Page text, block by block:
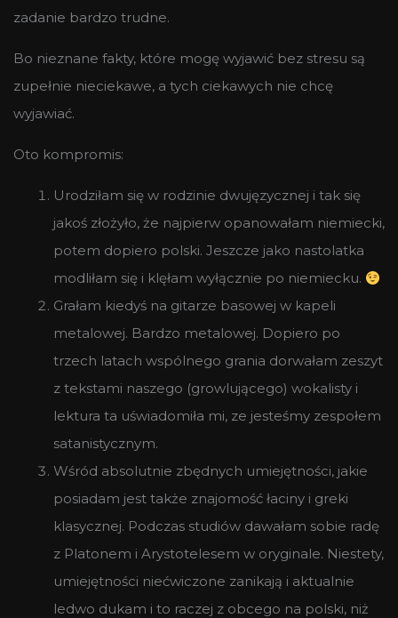
zadanie bardzo trudne.
Bo nieznane fakty, które mogę wyjawić bez stresu są
zupełnie nieciekawe, a tych ciekawych nie chcę
wyjawiać.
Oto kompromis:
Urodziłam się w rodzinie dwujęzycznej i tak się
jakoś złożyło, że najpierw opanowałam niemiecki,
potem dopiero polski. Jeszcze jako nastolatka
modliłam się i klęłam wyłącznie po niemiecku.
Grałam kiedyś na gitarze basowej w kapeli
metalowej. Bardzo metalowej. Dopiero po
trzech latach wspólnego grania dorwałam zeszyt
z tekstami naszego (growlującego) wokalisty i
lektura ta uświadomiła mi, ze jesteśmy zespołem
satanistycznym.
Wśród absolutnie zbędnych umiejętności, jakie
posiadam jest także znajomość łaciny i greki
klasycznej. Podczas studiów dawałam sobie radę
z Platonem i Arystotelesem w oryginale. Niestety,
umiejętności niećwiczone zanikają i aktualnie
ledwo dukam i to raczej z obcego na polski, niż